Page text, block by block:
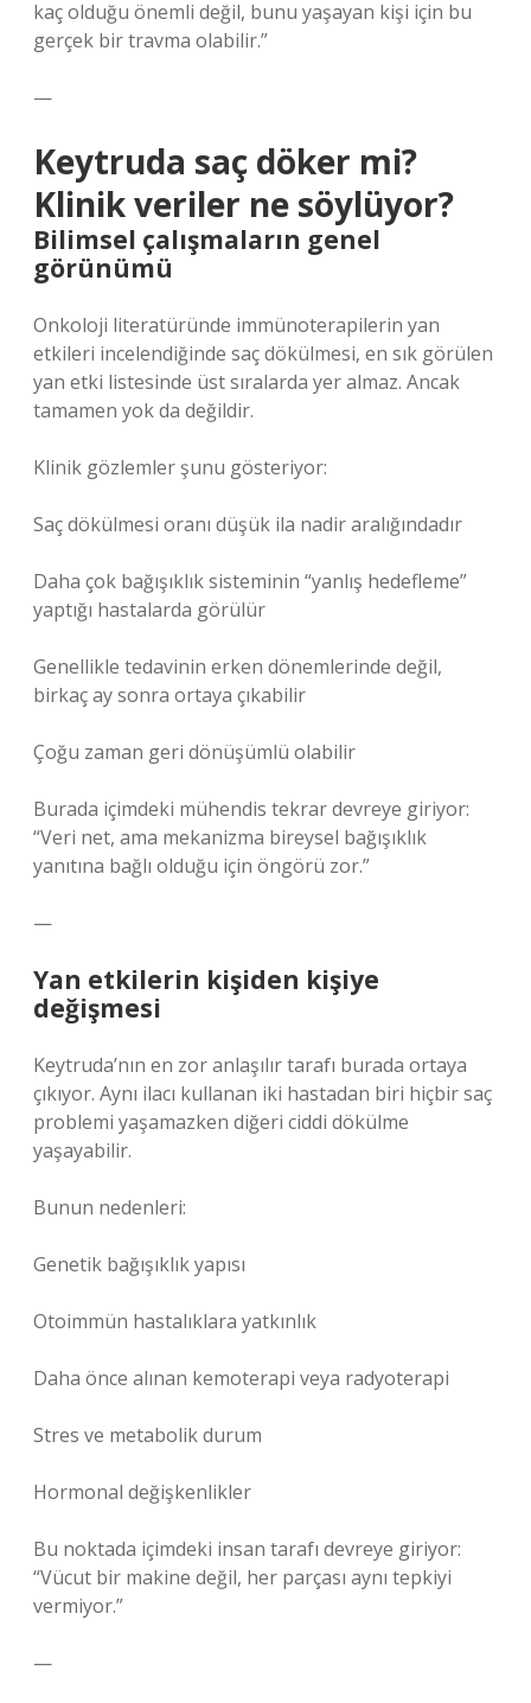
kaç olduğu önemli değil, bunu yaşayan kişi için bu
gerçek bir travma olabilir.”
—
Keytruda saç döker mi?
Klinik veriler ne söylüyor?
Bilimsel çalışmaların genel
görünümü
Onkoloji literatüründe immünoterapilerin yan
etkileri incelendiğinde saç dökülmesi, en sık görülen
yan etki listesinde üst sıralarda yer almaz. Ancak
tamamen yok da değildir.
Klinik gözlemler şunu gösteriyor:
Saç dökülmesi oranı düşük ila nadir aralığındadır
Daha çok bağışıklık sisteminin “yanlış hedefleme”
yaptığı hastalarda görülür
Genellikle tedavinin erken dönemlerinde değil,
birkaç ay sonra ortaya çıkabilir
Çoğu zaman geri dönüşümlü olabilir
Burada içimdeki mühendis tekrar devreye giriyor:
“Veri net, ama mekanizma bireysel bağışıklık
yanıtına bağlı olduğu için öngörü zor.”
—
Yan etkilerin kişiden kişiye
değişmesi
Keytruda’nın en zor anlaşılır tarafı burada ortaya
çıkıyor. Aynı ilacı kullanan iki hastadan biri hiçbir saç
problemi yaşamazken diğeri ciddi dökülme
yaşayabilir.
Bunun nedenleri:
Genetik bağışıklık yapısı
Otoimmün hastalıklara yatkınlık
Daha önce alınan kemoterapi veya radyoterapi
Stres ve metabolik durum
Hormonal değişkenlikler
Bu noktada içimdeki insan tarafı devreye giriyor:
“Vücut bir makine değil, her parçası aynı tepkiyi
vermiyor.”
—